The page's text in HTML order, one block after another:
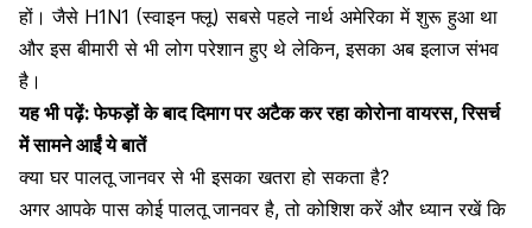
हों। जैसे H1N1 (स्वाइन फ्लू) सबसे पहले नार्थ अमेरिका में शुरू हुआ था
और इस बीमारी से भी लोग परेशान हुए थे लेकिन, इसका अब इलाज संभव
है।
यह भी पढ़ें:फेफड़ों के बाद दिमाग पर अटैक कर रहा कोरोना वायरस, रिसर्च
में सामने आईं ये बातें
क्या घर पालतू जानवर से भी इसका खतरा हो सकता है?
अगर आपके पास कोई पालतू जानवर है, तो कोशिश करें और ध्यान रखें कि